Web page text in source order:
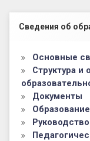
Левый
Сведения об
Основные
Структура и
Документы
Образование
Руководство